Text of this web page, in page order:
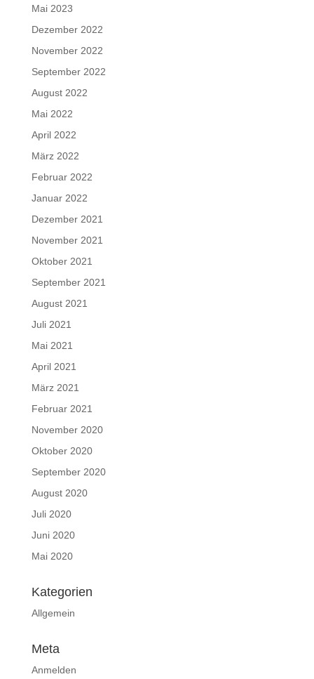
Mai 2023
Dezember 2022
November 2022
September 2022
August 2022
Mai 2022
April 2022
März 2022
Februar 2022
Januar 2022
Dezember 2021
November 2021
Oktober 2021
September 2021
August 2021
Juli 2021
Mai 2021
April 2021
März 2021
Februar 2021
November 2020
Oktober 2020
September 2020
August 2020
Juli 2020
Juni 2020
Mai 2020
Kategorien
Allgemein
Meta
Anmelden